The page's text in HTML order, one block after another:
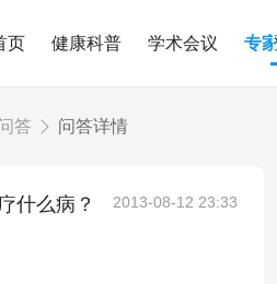
页 健康科普 学术会议 专
答 问答详情
什么病？ 2013-08-12 23:33